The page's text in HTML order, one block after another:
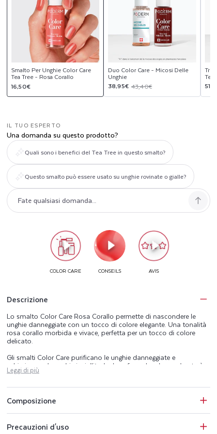
Smalto Per Unghie Color Care
Tea Tree - Rosa Corallo
Prezzo
di
16,50€
Duo Color Care - Micosi Delle
Unghie
Prezzo
scontato
38,95€
Prezzo
di
43,40€
Trio
Tea
di
IL TUO ESPERTO
Una domanda su questo prodotto?
Quali sono i benefici del Tea Tree in questo smalto?
Questo smalto può essere usato su unghie rovinate o gialle?
Descrizione
Lo smalto Color Care Rosa Corallo permette di nascondere le
unghie danneggiate con un tocco di colore elegante. Una tonalità
rosa corallo morbida e vivace, perfetta per un tocco di colore
delicato.
Gli smalti Color Care purificano le unghie danneggiate e
schiariscono le unghie ingiallite. La loro formula a lunga durata è
arricchita con Tea Tree, noto per le sue proprietà purificanti, oltre
gamma Color Care abbellisce, purifica e aiuta a mantenere le
unghie sane.
Perfettamente coprenti, gli smalti Color Care proteggono inoltre le
unghie dai raggi UV e mascherano le imperfezioni. La linea
Leggi di più
Composizione
Precauzioni d'uso